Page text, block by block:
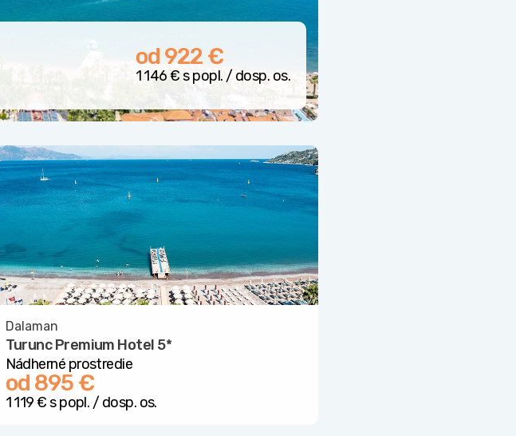
od 922 €
1 146 € s popl. / dosp. os.
Dalaman
Turunc Premium Hotel 5*
Nádherné prostredie
od 895 €
1 119 € s popl. / dosp. os.